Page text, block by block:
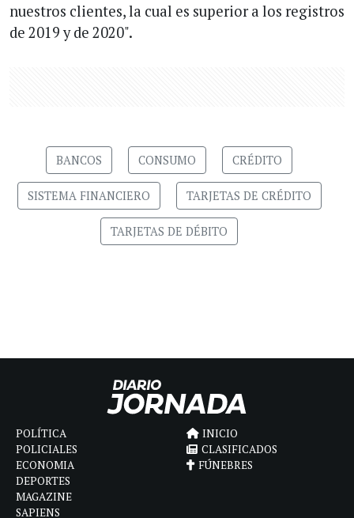
nuestros clientes, la cual es superior a los registros
de 2019 y de 2020".
BANCOS CONSUMO CRÉDITO
SISTEMA FINANCIERO TARJETAS DE CRÉDITO
TARJETAS DE DÉBITO
POLÍTICA
POLICIALES
ECONOMIA
DEPORTES
MAGAZINE
SAPIENS
INICIO
CLASIFICADOS
FÚNEBRES